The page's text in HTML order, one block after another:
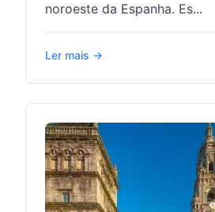
noroeste da Espanha. Es...
Ler mais →